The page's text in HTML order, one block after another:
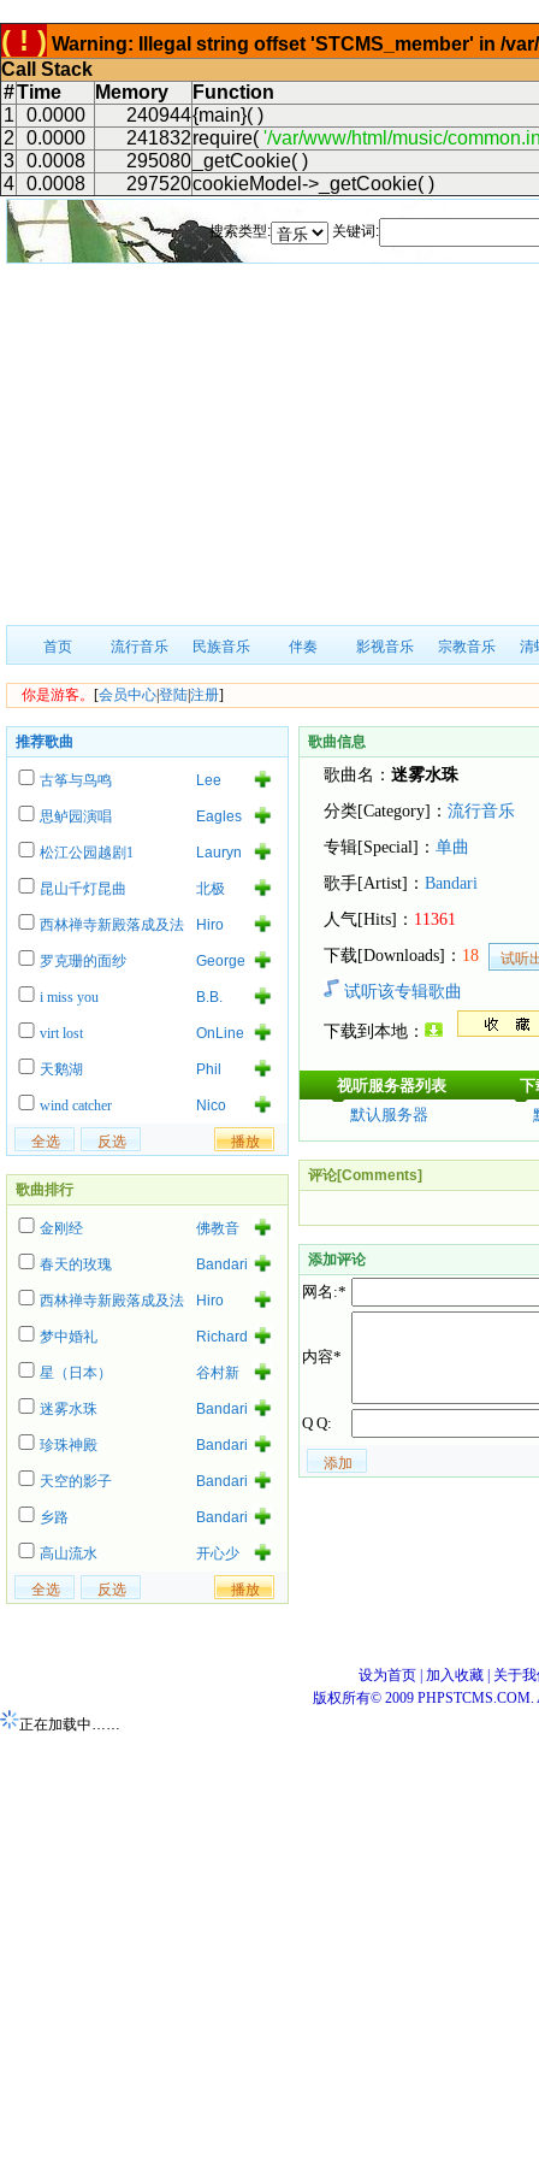
( ! ) Warning: Illegal string offset 'STCMS_member' in /
Call Stack
#Time Memory
Function
1
0.0000 240944{main}( )
2
0.0000 241832require( '/var/www/html/music/
3
0.0008 295080 _getCookie( )
4
0.0008 297520cookieModel->_getCookie( )
搜索类型: 关键词:
首页 流行音乐 民族音乐 伴奏 影视音乐 宗教音乐 清
你是游客。 [会员中心登陆注册]
推荐歌曲
古筝与鸟鸣
Lee
Parnell
思鲈园演唱
Eagles
Death
Metal
松江公园越剧1
Lauryn
昆山千灯昆曲
北极
西林禅寺新殿落成及法
Hiro
罗克珊的面纱
George
i miss you
B.B.
virt lost
OnLine
天鹅湖
Phil
wind catcher
Nico
歌曲排行
金刚经
佛教音
春天的玫瑰
Bandari
西林禅寺新殿落成及法
Hiro
梦中婚礼
Richard
星（日本）
谷村新
迷雾水珠
Bandari
珍珠神殿 Bandari
天空的影子 Bandari
乡路 Bandari
高山流水
开心少
女组
歌曲信息
歌曲名： 迷雾水珠
分类[Category]： 流行音乐
专辑[Special]： 单曲
歌手[Artist]： Bandari
人气[Hits]： 11361
下载[Downloads]： 18
试听该专辑歌曲
下载到本地：
视听服务器列表
下
默认服务器
评论[Comments]
添加评论
网名:*
内容*
Q Q:
设为首页 加入收藏
关于
版权所有© 2009 PHPSTCMS.COM.
正在加载中……